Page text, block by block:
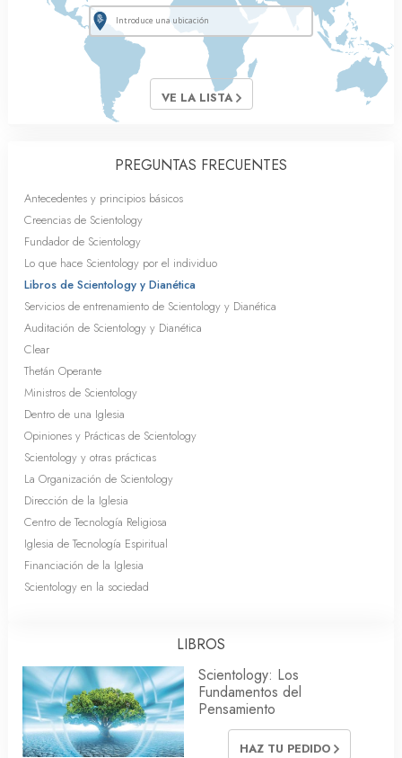
VE LA LISTA
PREGUNTAS FRECUENTES
Antecedentes y principios básicos
Creencias de Scientology
Fundador de Scientology
Lo que hace Scientology por el individuo
Libros de Scientology y Dianética
Servicios de entrenamiento de Scientology y Dianética
Auditación de Scientology y Dianética
Clear
Thetán Operante
Ministros de Scientology
Dentro de una Iglesia
Opiniones y Prácticas de Scientology
Scientology y otras prácticas
La Organización de Scientology
Dirección de la Iglesia
Centro de Tecnología Religiosa
Iglesia de Tecnología Espiritual
Financiación de la Iglesia
Scientology en la sociedad
LIBROS
Scientology: Los
Fundamentos del
Pensamiento
HAZ TU PEDIDO